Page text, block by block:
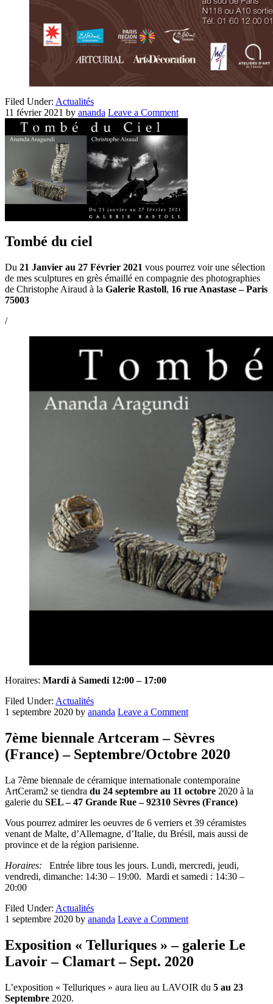
Filed Under: Actualités
11 février 2021 by ananda Leave a Comment
Tombé du ciel
Du 21 Janvier au 27 Février 2021 vous pourrez voir une sélection
de mes sculptures en grès émaillé en compagnie des photographies
de Christophe Airaud à la Galerie Rastoll, 16 rue Anastase – Paris
75003
/
Horaires: Mardi à Samedi 12:00 – 17:00
Filed Under: Actualités
1 septembre 2020 by ananda Leave a Comment
7ème biennale Artceram – Sèvres
(France) – Septembre/Octobre 2020
La 7ème biennale de céramique internationale contemporaine
ArtCeram2 se tiendra du 24 septembre au 11 octobre 2020 à la
galerie du SEL – 47 Grande Rue – 92310 Sèvres (France)
Vous pourrez admirer les oeuvres de 6 verriers et 39 céramistes
venant de Malte, d’Allemagne, d’Italie, du Brésil, mais aussi de
province et de la région parisienne.
Horaires: Entrée libre tous les jours. Lundi, mercredi, jeudi,
vendredi, dimanche: 14:30 – 19:00. Mardi et samedi : 14:30 –
20:00
Filed Under: Actualités
1 septembre 2020 by ananda Leave a Comment
Exposition « Telluriques » – galerie Le
Lavoir – Clamart – Sept. 2020
L’exposition « Telluriques » aura lieu au LAVOIR du 5 au 23
Septembre 2020.